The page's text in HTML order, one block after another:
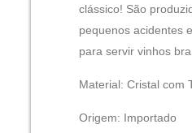
clássico! São
pequenos acidentes
para servir vinhos
Material: Cristal com
Origem: Importado